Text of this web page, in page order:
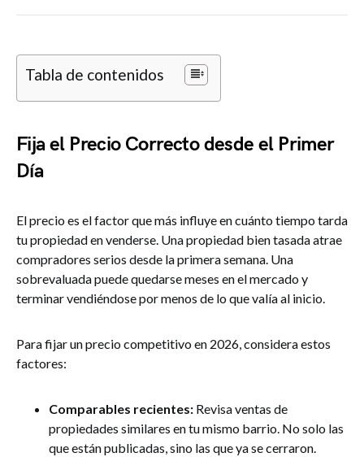
Tabla de contenidos
Fija el Precio Correcto desde el Primer
Día
El precio es el factor que más influye en cuánto tiempo tarda
tu propiedad en venderse. Una propiedad bien tasada atrae
compradores serios desde la primera semana. Una
sobrevaluada puede quedarse meses en el mercado y
terminar vendiéndose por menos de lo que valía al inicio.
Para fijar un precio competitivo en 2026, considera estos
factores:
Comparables recientes: Revisa ventas de
propiedades similares en tu mismo barrio. No solo las
que están publicadas, sino las que ya se cerraron.